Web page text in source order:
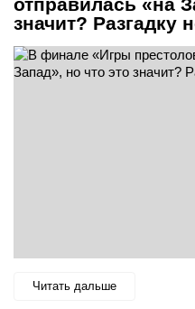
значит? Разгадку
Читать дальше